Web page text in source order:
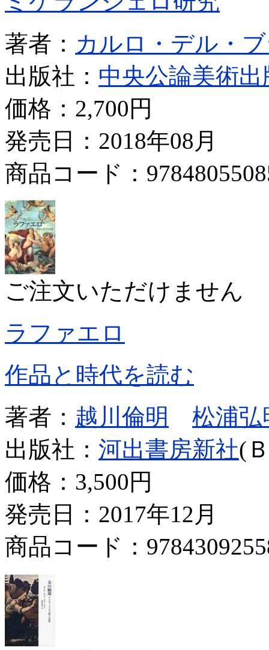
著者： カルロ・デル・
出版社： 中央公論美術出
価格： 2,700円
発売日：2018年08月
商品コード：
ご注文いただけません
ラファエロ
作品と時代を読む
著者： 越川倫明
松浦弘
出版社： 河出書房新社(
価格： 3,500円
発売日：2017年12月
商品コード：